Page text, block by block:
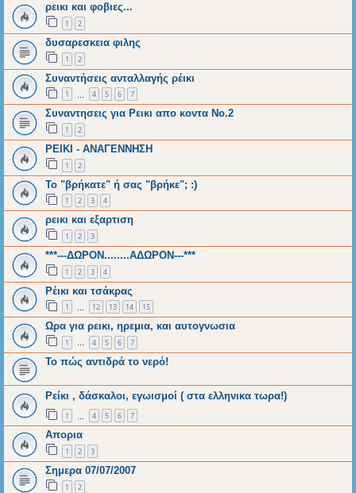
ρεικι και φοβιες...
1 2
δυσαρεσκεια φιλης
1 2
Συναντήσεις ανταλλαγής ρέικι
1 4 5 6 7
Συναντησεις για Ρεικι απο κοντα Νο.2
1 2
ΡΕΙΚΙ - ΑΝΑΓΕΝΝΗΣΗ
1 2
Το "βρήκατε" ή σας "βρήκε"; :)
1 2 3 4
ρεικι και εξαρτιση
1 2 3
***---ΔΩΡΟΝ........ΑΔΩΡΟΝ---***
1 2 3 4
Ρέικι και τσάκρας
1 12 13 14 15
Ωρα για ρεικι, ηρεμια, και αυτογνωσια
1 … 4 5 6 7
Το πώς αντιδρά το νερό!
Ρείκι , δάσκαλοι, εγωισμοί ( στα ελληνικα τωρα!)
1 4 5 6 7
Απορια
1 2 3
Σημερα 07/07/2007
1 2